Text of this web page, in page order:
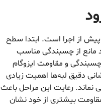
پیش از اجرا است. ابتدا سطح
مانع از چسبندگی مناسب
و مقاومت ایزوگام
دقیق لبه‌ها اهمیت زیادی
نماند. رعایت این مراحل باعث
بیشتری از خود نشان